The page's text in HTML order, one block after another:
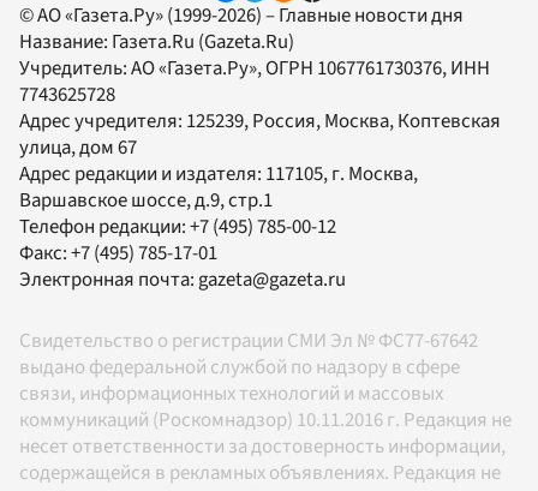
© АО «Газета.Ру» (1999-2026) – Главные новости дня
Название: Газета.Ru (Gazeta.Ru)
Учредитель:АО «Газета.Ру», ОГРН 1067761730376, ИНН
7743625728
Адрес учредителя: 125239, Россия, Москва, Коптевская
улица, дом 67
Адрес редакции и издателя: 117105, г. Москва,
Варшавское шоссе, д.9, стр.1
Телефон редакции:+7 (495) 785-00-12
Факс:+7 (495) 785-17-01
Электронная почта:gazeta@gazeta.ru
Свидетельство о регистрации СМИ Эл № ФС77-67642
выдано федеральной службой по надзору в сфере
связи, информационных технологий и массовых
коммуникаций (Роскомнадзор) 10.11.2016 г. Редакция не
несет ответственности за достоверность информации,
содержащейся в рекламных объявлениях. Редакция не